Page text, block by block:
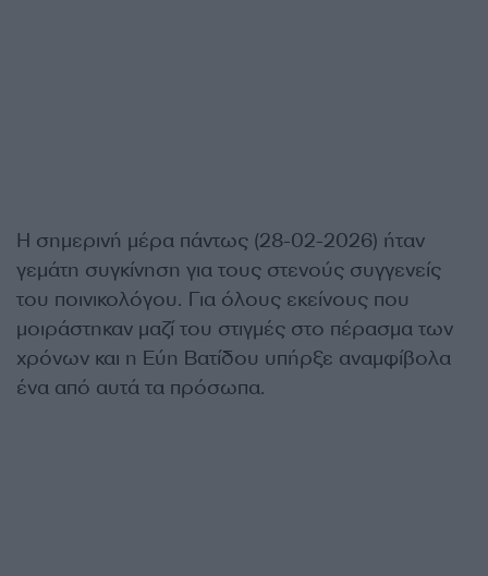
Η σημερινή μέρα πάντως (28-02-2026) ήταν
γεμάτη συγκίνηση για τους στενούς συγγενείς
του ποινικολόγου. Για όλους εκείνους που
μοιράστηκαν μαζί του στιγμές στο πέρασμα των
χρόνων και η Εύη Βατίδου υπήρξε αναμφίβολα
ένα από αυτά τα πρόσωπα.